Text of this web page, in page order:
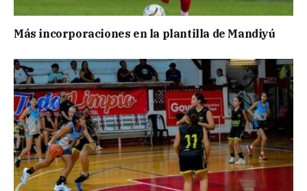
Más incorporaciones en la plantilla de Mandiyú